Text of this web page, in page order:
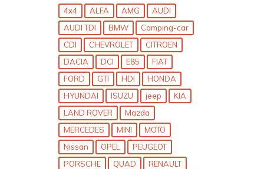
4x4 ALFA AMG
AUDI
AUDI TDI
BMW
Camping-car
CDI
CHEVROLET
CITROEN
DACIA
DCI E85
FIAT
FORD
GTI HDI
HONDA
HYUNDAI
ISUZU jeep
KIA
LAND ROVER
Mazda
MERCEDES
MINI
MOTO
Nissan
OPEL
PEUGEOT
PORSCHE
QUAD
RENAULT